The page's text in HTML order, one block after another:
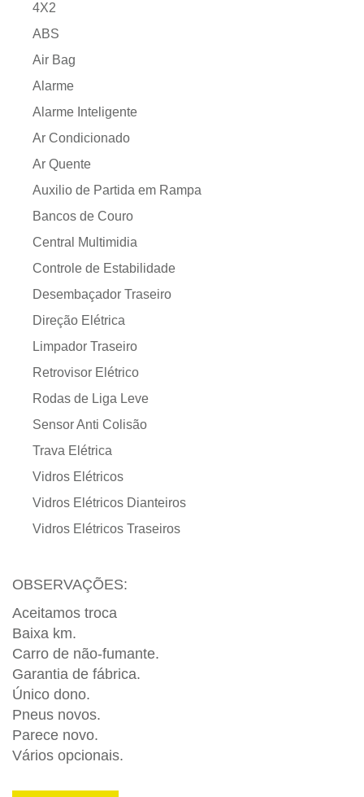
4X2
ABS
Air Bag
Alarme
Alarme Inteligente
Ar Condicionado
Ar Quente
Auxilio de Partida em Rampa
Bancos de Couro
Central Multimidia
Controle de Estabilidade
Desembaçador Traseiro
Direção Elétrica
Limpador Traseiro
Retrovisor Elétrico
Rodas de Liga Leve
Sensor Anti Colisão
Trava Elétrica
Vidros Elétricos
Vidros Elétricos Dianteiros
Vidros Elétricos Traseiros
OBSERVAÇÕES:
Aceitamos troca
Baixa km.
Carro de não-fumante.
Garantia de fábrica.
Único dono.
Pneus novos.
Parece novo.
Vários opcionais.